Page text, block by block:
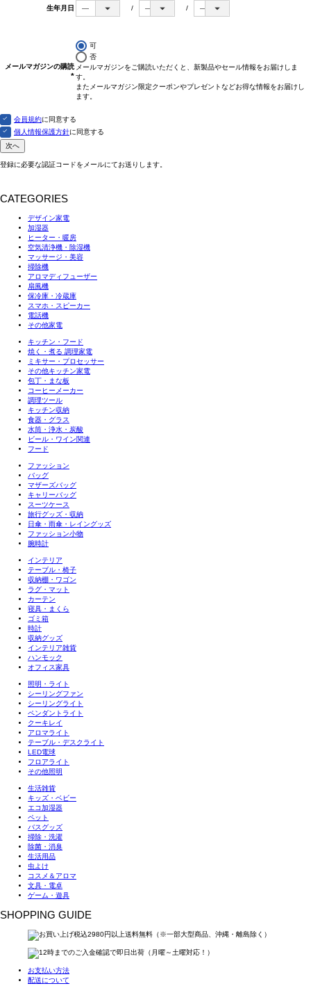
生年月日
メールマガジンの購読
可
否
メールマガジンをご購読いただくと、新製品やセール情報をお届けしま
す。
またメールマガジン限定クーポンやプレゼントなどお得な情報をお届けし
ます。
会員規約に同意する
個人情報保護方針に同意する
次へ
登録に必要な認証コードをメールにてお送りします。
CATEGORIES
デザイン家電
加湿器
ヒーター・暖房
空気清浄機・除湿機
マッサージ・美容
掃除機
アロマディフューザー
扇風機
保冷庫・冷蔵庫
スマホ・スピーカー
電話機
その他家電
キッチン・フード
焼く・煮る 調理家電
ミキサー・プロセッサー
その他キッチン家電
包丁・まな板
コーヒーメーカー
調理ツール
キッチン収納
食器・グラス
水筒・浄水・炭酸
ビール・ワイン関連
フード
ファッション
バッグ
マザーズバッグ
キャリーバッグ
スーツケース
旅行グッズ・収納
日傘・雨傘・レイングッズ
ファッション小物
腕時計
インテリア
テーブル・椅子
収納棚・ワゴン
ラグ・マット
カーテン
寝具・まくら
ゴミ箱
時計
収納グッズ
インテリア雑貨
ハンモック
オフィス家具
照明・ライト
シーリングファン
シーリングライト
ペンダントライト
クーキレイ
アロマライト
テーブル・デスクライト
LED電球
フロアライト
その他照明
生活雑貨
キッズ・ベビー
エコ加湿器
ペット
バスグッズ
掃除・洗濯
除菌・消臭
生活用品
虫よけ
コスメ＆アロマ
文具・電卓
ゲーム・遊具
SHOPPING GUIDE
お支払い方法
配送について